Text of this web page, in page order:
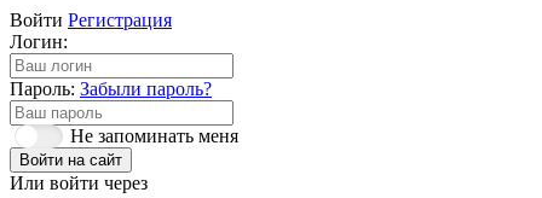
Войти Регистрация
Логин:
Пароль: Забыли пароль?
Не запоминать меня
Войти на сайт
Или войти через